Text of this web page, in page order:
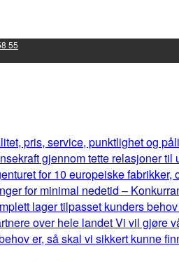
55
pris, service, punktlighet og
gjennom tette relasjoner
for 10 europeiske fabrikker,
for minimal nedetid –
lager tilpasset kunders
over hele landet Vi vil gjøre
er, så skal vi sikkert kunne